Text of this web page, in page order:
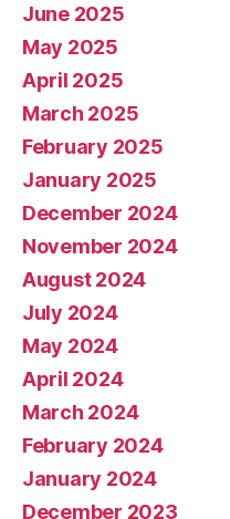
June 2025
May 2025
April 2025
March 2025
February 2025
January 2025
December 2024
November 2024
August 2024
July 2024
May 2024
April 2024
March 2024
February 2024
January 2024
December 2023